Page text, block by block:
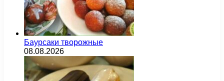
Баурсаки творожные
08.08.2026